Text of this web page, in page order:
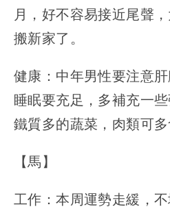
月，好不容易接近尾聲
搬新家了。
健康：中年男性要注意
睡眠要充足，多補充一
鐵質多的蔬菜，肉類可多
【馬】
工作：本周運勢走緩，